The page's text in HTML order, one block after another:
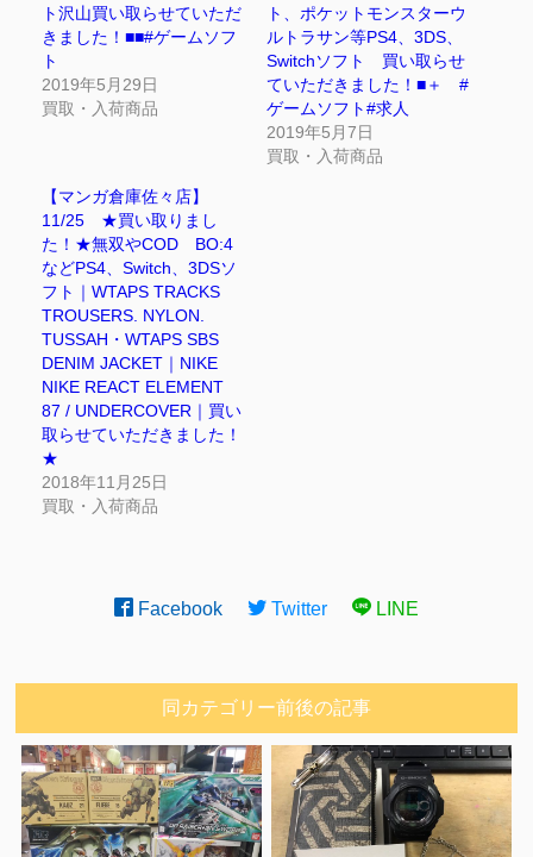
ト沢山買い取らせていただ
きました！■■#ゲームソフ
ト
2019年5月29日
買取・入荷商品
ト、ポケットモンスターウ
ルトラサン等PS4、3DS、
Switchソフト 買い取らせ
ていただきました！■＋ #
ゲームソフト#求人
2019年5月7日
買取・入荷商品
【マンガ倉庫佐々店】
11/25 ★買い取りまし
た！★無双やCOD BO:4
などPS4、Switch、3DSソ
フト｜WTAPS TRACKS
TROUSERS. NYLON.
TUSSAH・WTAPS SBS
DENIM JACKET｜NIKE
NIKE REACT ELEMENT
87 / UNDERCOVER｜買い
取らせていただきました！
★
2018年11月25日
買取・入荷商品
Facebook Twitter LINE
同カテゴリー前後の記事